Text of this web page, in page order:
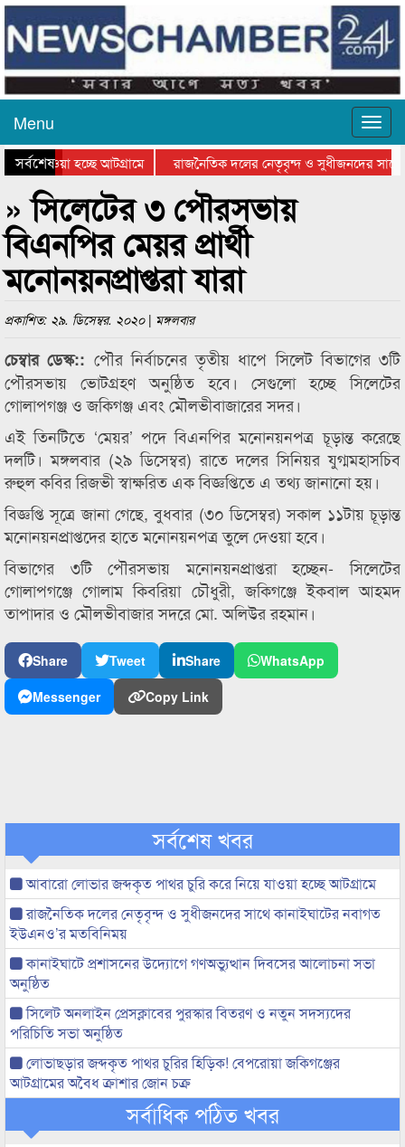
Menu
সর্বশেষ
যাওয়া হচ্ছে আটগ্রামে
রাজনৈতিক দলের নেতৃবৃন্দ ও সুধীজনদের সাথে
পুরস্কার বিতরণ সম্পন্ন
সিলেটে বাংলাদেশ গ্রুপ থিয়েটার
» সিলেটের ৩ পৌরসভায়
বিএনপির মেয়র প্রার্থী
মনোনয়নপ্রাপ্তরা যারা
প্রকাশিত: ২৯. ডিসেম্বর. ২০২০ | মঙ্গলবার
চেম্বার ডেস্ক:: পৌর নির্বাচনের তৃতীয় ধাপে সিলেট বিভাগের ৩টি
পৌরসভায় ভোটগ্রহণ অনুষ্ঠিত হবে। সেগুলো হচ্ছে সিলেটের
গোলাপগঞ্জ ও জকিগঞ্জ এবং মৌলভীবাজারের সদর।
এই তিনটিতে ‘মেয়র’ পদে বিএনপির মনোনয়নপত্র চূড়ান্ত করেছে
দলটি। মঙ্গলবার (২৯ ডিসেম্বর) রাতে দলের সিনিয়র যুগ্মমহাসচিব
রুহুল কবির রিজভী স্বাক্ষরিত এক বিজ্ঞপ্তিতে এ তথ্য জানানো হয়।
বিজ্ঞপ্তি সূত্রে জানা গেছে, বুধবার (৩০ ডিসেম্বর) সকাল ১১টায় চূড়ান্ত
মনোনয়নপ্রাপ্তদের হাতে মনোনয়নপত্র তুলে দেওয়া হবে।
বিভাগের ৩টি পৌরসভায় মনোনয়নপ্রাপ্তরা হচ্ছেন- সিলেটের
গোলাপগঞ্জে গোলাম কিবরিয়া চৌধুরী, জকিগঞ্জে ইকবাল আহমদ
তাপাদার ও মৌলভীবাজার সদরে মো. অলিউর রহমান।
Share Tweet Share
WhatsApp
Messenger
Copy Link
সর্বশেষ খবর
আবারো লোভার জব্দকৃত পাথর চুরি করে নিয়ে যাওয়া হচ্ছে আটগ্রামে
রাজনৈতিক দলের নেতৃবৃন্দ ও সুধীজনদের সাথে কানাইঘাটের নবাগত
ইউএনও’র মতবিনিময়
কানাইঘাটে প্রশাসনের উদ্যোগে গণঅভ্যুত্থান দিবসের আলোচনা সভা
অনুষ্ঠিত
সিলেট অনলাইন প্রেসক্লাবের পুরস্কার বিতরণ ও নতুন সদস্যদের
পরিচিতি সভা অনুষ্ঠিত
লোভাছড়ার জব্দকৃত পাথর চুরির হিড়িক! বেপরোয়া জকিগঞ্জের
আটগ্রামের অবৈধ ক্রাশার জোন চক্র
সর্বাধিক পঠিত খবর